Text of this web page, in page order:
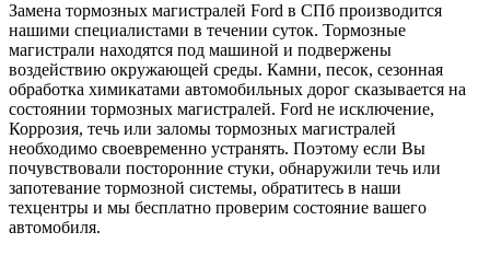
Замена тормозных магистралей Ford в СПб производится
нашими специалистами в течении суток. Тормозные
магистрали находятся под машиной и подвержены
воздействию окружающей среды. Камни, песок, сезонная
обработка химикатами автомобильных дорог сказывается на
состоянии тормозных магистралей. Ford не исключение,
Коррозия, течь или заломы тормозных магистралей
необходимо своевременно устранять. Поэтому если Вы
почувствовали посторонние стуки, обнаружили течь или
запотевание тормозной системы, обратитесь в наши
техцентры и мы бесплатно проверим состояние вашего
автомобиля.